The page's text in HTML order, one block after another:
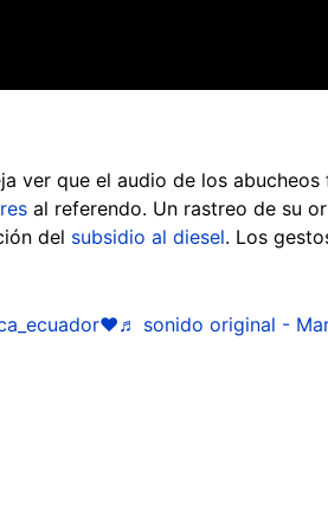
ver que el audio de los
al referendo. Un rastreo de su
del subsidio al diesel. Los
♬ sonido original -